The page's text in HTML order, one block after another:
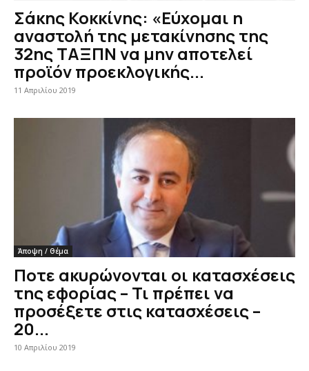
Σάκης Κοκκίνης: «Εύχομαι η
αναστολή της μετακίνησης της
32ης ΤΑΞΠΝ να μην αποτελεί
προϊόν προεκλογικής...
11 Απριλίου 2019
Άποψη / Θέμα
Ποτε ακυρώνονται οι κατασχέσεις
της εφορίας – Τι πρέπει να
προσέξετε στις κατασχέσεις –
20...
10 Απριλίου 2019